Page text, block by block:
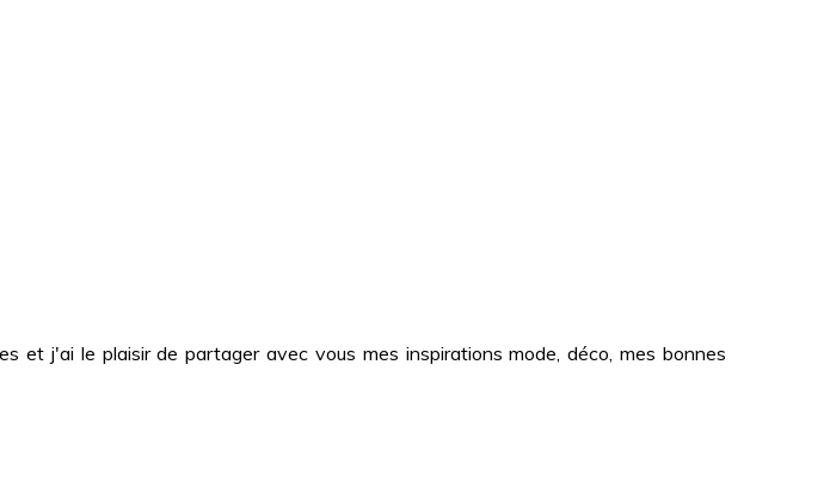
et j'ai le plaisir de partager avec vous mes inspirations mode, déco, mes bonnes